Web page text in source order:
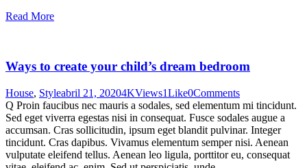
Read More
Ways to create your child’s dream bedroom
House, Styleabril 21, 20204KViews1Like0Comments
Q Proin faucibus nec mauris a sodales, sed elementum mi tincidunt.
Sed eget viverra egestas nisi in consequat. Fusce sodales augue a
accumsan. Cras sollicitudin, ipsum eget blandit pulvinar. Integer
tincidunt. Cras dapibus. Vivamus elementum semper nisi. Aenean
vulputate eleifend tellus. Aenean leo ligula, porttitor eu, consequat